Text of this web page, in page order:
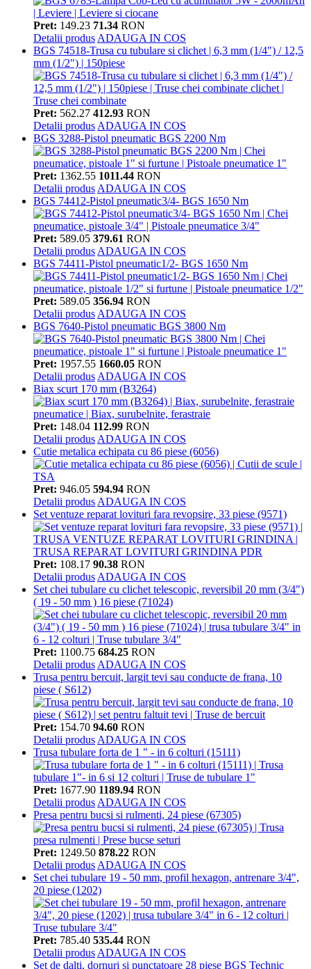
Pret: 149.23 71.34 RON
Detalii produs ADAUGA IN COS
BGS 74518-Trusa cu tubulare si clichet | 6,3 mm (1/4") / 12,5
mm (1/2") | 150piese
Pret: 562.27 412.93 RON
Detalii produs ADAUGA IN COS
BGS 3288-Pistol pneumatic BGS 2200 Nm
Pret: 1362.55 1011.44 RON
Detalii produs ADAUGA IN COS
BGS 74412-Pistol pneumatic3/4- BGS 1650 Nm
Pret: 589.05 379.61 RON
Detalii produs ADAUGA IN COS
BGS 74411-Pistol pneumatic1/2- BGS 1650 Nm
Pret: 589.05 356.94 RON
Detalii produs ADAUGA IN COS
BGS 7640-Pistol pneumatic BGS 3800 Nm
Pret: 1957.55 1660.05 RON
Detalii produs ADAUGA IN COS
Biax scurt 170 mm (B3264)
Pret: 148.04 112.99 RON
Detalii produs ADAUGA IN COS
Cutie metalica echipata cu 86 piese (6056)
Pret: 946.05 594.94 RON
Detalii produs ADAUGA IN COS
Set ventuze reparat lovituri fara revopsire, 33 piese (9571)
Pret: 108.17 90.38 RON
Detalii produs ADAUGA IN COS
Set chei tubulare cu clichet telescopic, reversibil 20 mm (3/4")
( 19 - 50 mm ) 16 piese (71024)
Pret: 1100.75 684.25 RON
Detalii produs ADAUGA IN COS
Trusa pentru bercuit, largit tevi sau conducte de frana, 10
piese ( S612)
Pret: 154.70 94.60 RON
Detalii produs ADAUGA IN COS
Trusa tubulare forta de 1 " - in 6 colturi (15111)
Pret: 1677.90 1189.94 RON
Detalii produs ADAUGA IN COS
Presa pentru bucsi si rulmenti, 24 piese (67305)
Pret: 1249.50 878.22 RON
Detalii produs ADAUGA IN COS
Set chei tubulare 19 - 50 mm, profil hexagon, antrenare 3/4",
20 piese (1202)
Pret: 785.40 535.44 RON
Detalii produs ADAUGA IN COS
Set de dalti, dornuri si punctatoare 28 piese BGS Technic